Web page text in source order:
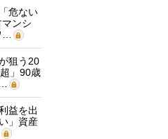
危ない
ンシ
狙う20
」90歳
益を出
」資産